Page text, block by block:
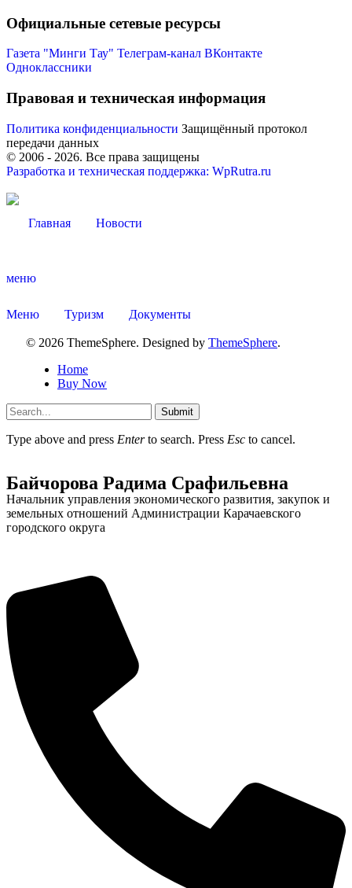
Официальные сетевые ресурсы
Газета "Минги Тау" Телеграм-канал ВКонтакте
Одноклассники
Правовая и техническая информация
Политика конфиденциальности Защищённый протокол
передачи данных
© 2006 - 2026. Все права защищены
Разработка и техническая поддержка: WpRutra.ru
Главная Новости
меню
Меню Туризм Документы
© 2026 ThemeSphere. Designed by ThemeSphere.
Home
Buy Now
Submit
Type above and press Enterto search. Press Esc to cancel.
Туризм
Байчорова Радима Срафильевна
Начальник управления экономического развития, закупок и
земельных отношений Администрации Карачаевского
городского округа